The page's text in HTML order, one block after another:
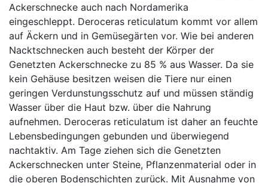
Ackerschnecke auch nach Nordamerika
eingeschleppt. Deroceras reticulatum kommt vor allem
auf Äckern und in Gemüsegärten vor. Wie bei anderen
Nacktschnecken auch besteht der Körper der
Genetzten Ackerschnecke zu 85 % aus Wasser. Da sie
kein Gehäuse besitzen weisen die Tiere nur einen
geringen Verdunstungsschutz auf und müssen ständig
Wasser über die Haut bzw. über die Nahrung
aufnehmen. Deroceras reticulatum ist daher an feuchte
Lebensbedingungen gebunden und überwiegend
nachtaktiv. Am Tage ziehen sich die Genetzten
Ackerschnecken unter Steine, Pflanzenmaterial oder in
die oberen Bodenschichten zurück. Mit Ausnahme von